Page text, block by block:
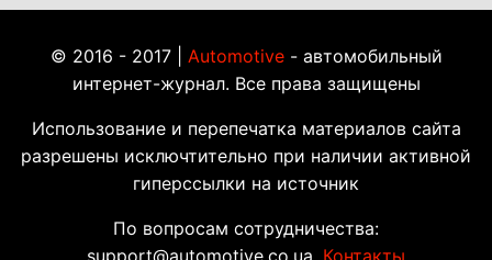
© 2016 - 2017 | Automotive- автомобильный
интернет-журнал. Все права защищены
Использование и перепечатка материалов сайта
разрешены исключтительно при наличии активной
гиперссылки на источник
По вопросам сотрудничества: